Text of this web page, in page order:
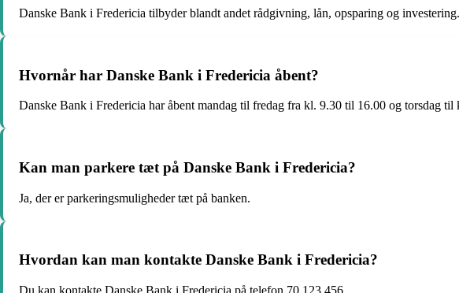
Danske Bank i Fredericia tilbyder blandt andet rådgivning, lån, opsparing og investering.
Hvornår har Danske Bank i Fredericia åbent?
Danske Bank i Fredericia har åbent mandag til fredag fra kl. 9.30 til 16.00 og torsdag til
Kan man parkere tæt på Danske Bank i Fredericia?
Ja, der er parkeringsmuligheder tæt på banken.
Hvordan kan man kontakte Danske Bank i Fredericia?